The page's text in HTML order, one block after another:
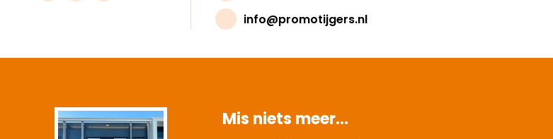
info@promotijgers.nl
Mis niets meer...